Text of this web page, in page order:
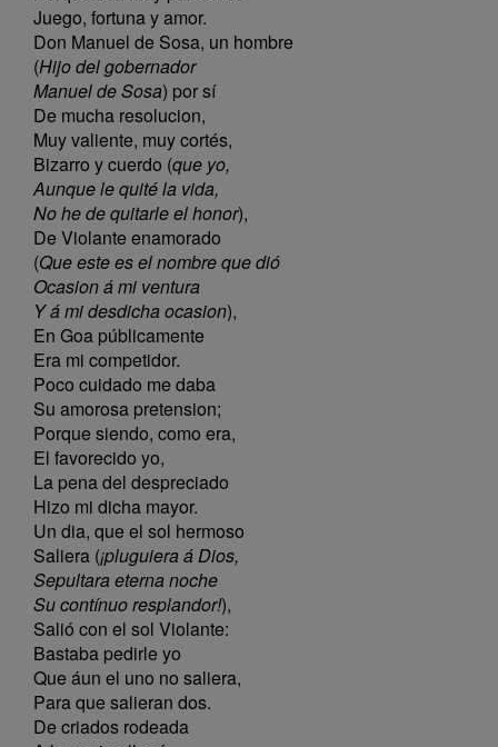
Juego, fortuna y amor.
Don Manuel de Sosa, un hombre
(Hijo del gobernador
Manuel de Sosa) por sí
De mucha resolucion,
Muy valiente, muy cortés,
Bizarro y cuerdo (que yo,
Aunque le quité la vida,
No he de quitarle el honor),
De Violante enamorado
(Que este es el nombre que dió
Ocasion á mi ventura
Y á mi desdicha ocasion),
En Goa públicamente
Era mi competidor.
Poco cuidado me daba
Su amorosa pretension;
Porque siendo, como era,
El favorecido yo,
La pena del despreciado
Hizo mi dicha mayor.
Un dia, que el sol hermoso
Saliera (¡pluguiera á Dios,
Sepultara eterna noche
Su contínuo resplandor!),
Salió con el sol Violante:
Bastaba pedirle yo
Que áun el uno no saliera,
Para que salieran dos.
De criados rodeada